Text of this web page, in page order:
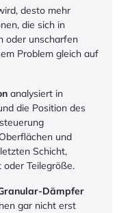
desto mehr
die sich in
oder unscharfen
Problem gleich auf
analysiert in
die Position des
und
Schicht,
Teilegröße.
Dämpfer
gar nicht erst